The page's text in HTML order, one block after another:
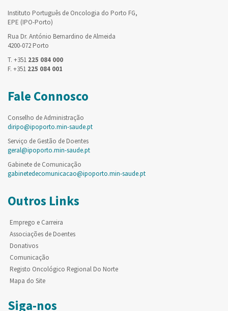
Instituto Português de Oncologia do Porto FG,
EPE (IPO-Porto)
Rua Dr. António Bernardino de Almeida
4200-072 Porto
T. +351 225 084 000
F. +351 225 084 001
Fale Connosco
Conselho de Administração
diripo@ipoporto.min-saude.pt
Serviço de Gestão de Doentes
geral@ipoporto.min-saude.pt
Gabinete de Comunicação
gabinetedecomunicacao@ipoporto.min-saude.pt
Outros Links
Emprego e Carreira
Associações de Doentes
Donativos
Comunicação
Registo Oncológico Regional Do Norte
Mapa do Site
Siga-nos